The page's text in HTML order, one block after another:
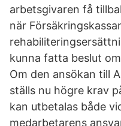
arbetsgivaren få
när
kunna fatta beslut
Om den ansökan till
ställs nu högre krav
kan utbetalas både
medarbetarens